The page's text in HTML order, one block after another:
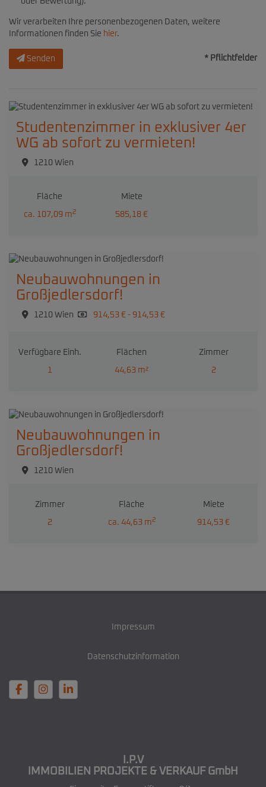
Wir verarbeiten Ihre personenbezogenen Daten, weitere
Informationen finden Sie hier.
Senden * Pflichtfelder
Studentenzimmer in exklusiver 4er
WG ab sofort zu vermieten!
1210 Wien
Fläche
ca. 107,09 m2
Miete
585,18 €
Neubauwohnungen in
Großjedlersdorf!
1210 Wien 914,53 € - 914,53 €
Verfügbare Einh.
1
Flächen
44,63 m²
Zimmer
2
Neubauwohnungen in
Großjedlersdorf!
1210 Wien
Zimmer
2
Fläche
ca. 44,63 m2
Miete
914,53 €
Impressum
Datenschutzinformation
I.P.V
IMMOBILIEN PROJEKTE & VERKAUF GmbH